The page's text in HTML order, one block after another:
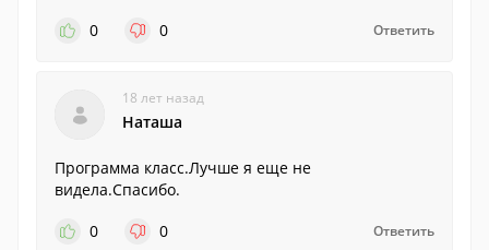
0
0 Ответить
18 лет назад
Наташа
Программа класс.Лучше я еще не
видела.Спасибо.
0
0 Ответить